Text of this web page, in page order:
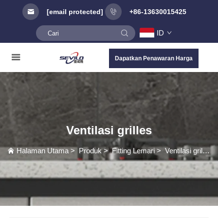
[email protected] +86-13630015425
ID
Dapatkan Penawaran Harga
Ventilasi grilles
Halaman Utama > Produk>Fitting Lemari > Ventilasi grilles